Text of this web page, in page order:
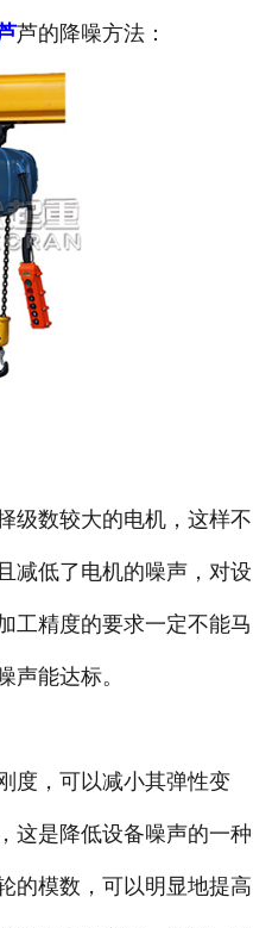
芦的降噪方法：
数较大的电机，这样不
减低了电机的噪声，对设
工精度的要求一定不能马
声能达标。
，可以减小其弹性变
这是降低设备噪声的一种
的模数，可以明显地提高